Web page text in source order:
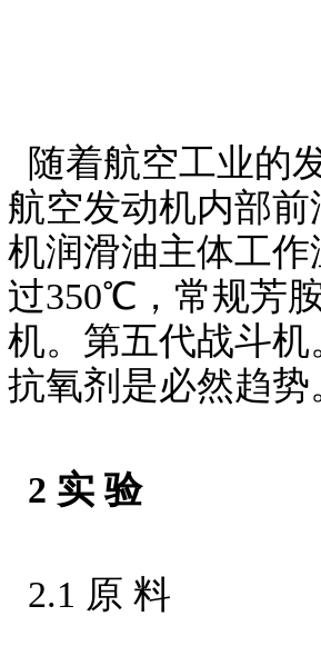
随着航空工业的
航空发动机内部
机润滑油主体工
过350℃，常规芳
机。第五代战斗
抗氧剂是必然趋势
2 实 验
2.1 原 料